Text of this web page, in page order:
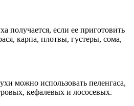
получается, если ее приготовить
карпа, плотвы, густеры, сома,
можно использовать пеленгаса,
кефалевых и лососевых.